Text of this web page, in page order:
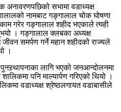
सभामा वडाध्यक्ष
नामबाट गङ्गालाल चोक घोषणा
काम गरेर गङ्गालाल शहीद भएकाले त्यही
। गङ्गालाल क्लबका अध्यक्ष
समर्पण गर्ने महान शहीदको राज्यले
।
लागि भएको जनआन्दोलनमा
पनि माल्यार्पण गरिएको थियो ।
वडाध्यक्ष श्रेष्ठलगायत वडाबासीले